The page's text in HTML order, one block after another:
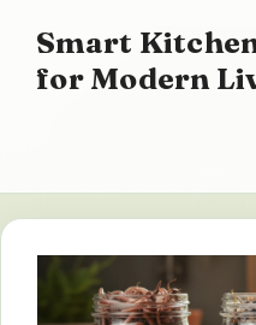
paraSmart
for Modern